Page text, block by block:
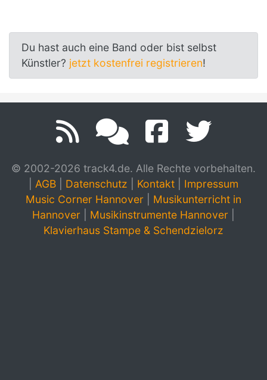
Du hast auch eine Band oder bist selbst
Künstler? jetzt kostenfrei registrieren!
© 2002-2026 track4.de. Alle Rechte vorbehalten.
AGB Datenschutz Kontakt
Impressum
Music Corner Hannover
Musikunterricht in
Hannover
Musikinstrumente Hannover
Klavierhaus Stampe & Schendzielorz